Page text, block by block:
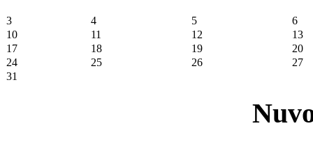
3 4 5
6
10
11 12
13
17
18 19
20
24
25 26
27
31